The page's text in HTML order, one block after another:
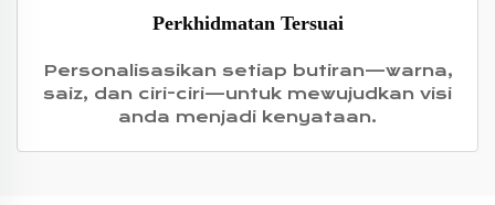
Perkhidmatan Tersuai
Personalisasikan setiap butiran—warna,
saiz, dan ciri-ciri—untuk mewujudkan visi
anda menjadi kenyataan.